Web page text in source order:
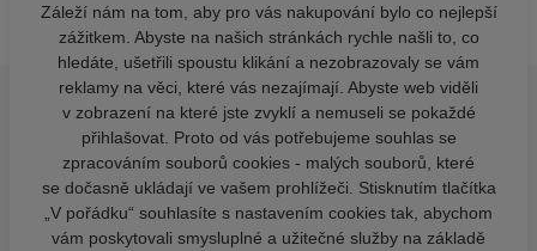
Záleží nám na tom, aby pro vás nakupování bylo co nejlepší
zážitkem. Abyste na našich stránkách rychle našli to, co
hledáte, ušetřili spoustu klikání a nezobrazovaly se vám
reklamy na věci, které vás nezajímají. Abyste web viděli
v zobrazení na které jste zvyklí a nemuseli se pokaždé
přihlašovat. Proto od vás potřebujeme souhlas se
zpracováním souborů cookies - malých souborů, které
se dočasně ukládají ve vašem prohlížeči. Stisknutím tlačítka
„V pořádku“ souhlasíte s nastavením cookies tak, abychom
vám poskytovali smysluplné a užitečné služby na základě